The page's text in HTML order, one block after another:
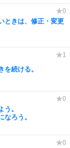
ときは、修正・変更
を続ける。
。
なろう。